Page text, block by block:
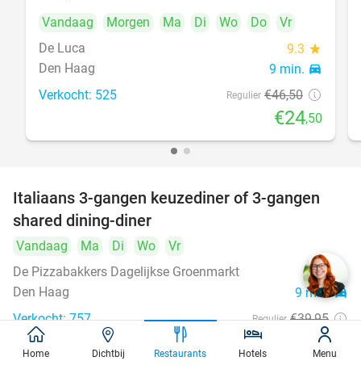
Vandaag
Morgen Ma Di Wo Do
Vr
De Luca
9.3 star
Den Haag 9 min. directions_car
Verkocht: 525 Regulier €46,50
€24,50
50%
Italiaans 3-gangen keuzediner of 3-gangen
shared dining-diner
Vandaag Ma Di Wo
Vr
De Pizzabakkers Dagelijkse Groenmarkt
8.6star
Den Haag 9 min.directions_car
Verkocht: 757 Regulier €39,95
€19
Home Dichtbij Restaurants Hotels Menu